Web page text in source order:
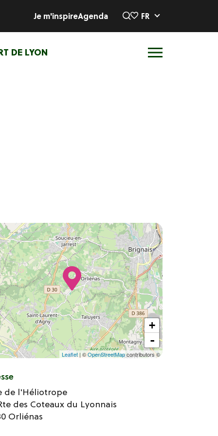
DE LYON
Je m'inspireAgenda FR
+
-
Leaflet | ©OpenStreetMapcontributors ©
de l'Héliotrope
des Coteaux du Lyonnais
Orliénas